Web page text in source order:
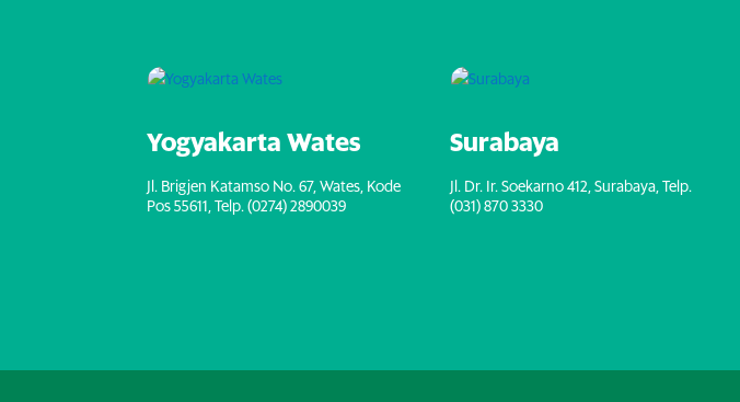
Yogyakarta Wates
Jl. Brigjen Katamso No. 67, Wates, Kode
Pos 55611, Telp. (0274) 2890039
Surabaya
Jl. Dr. Ir. Soekarno 412, Surabaya, Telp.
(031) 870 3330